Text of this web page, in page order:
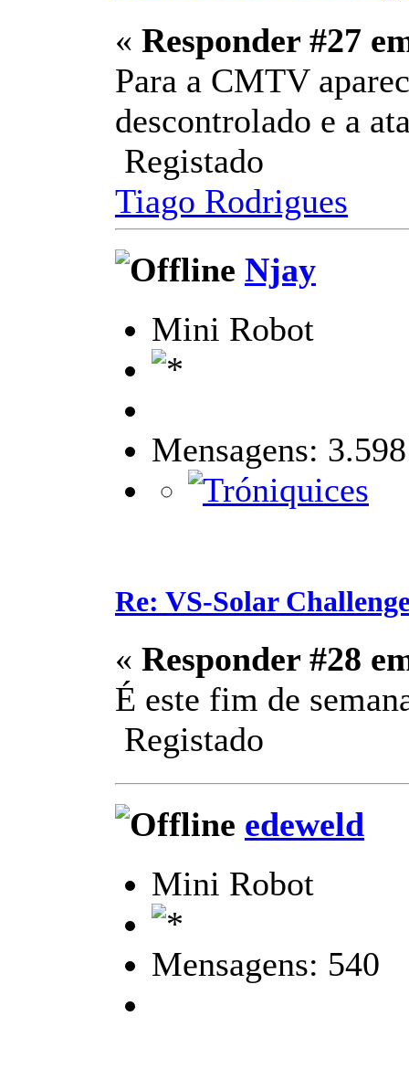
« Responder #27
Para a CMTV
descontrolado e a
Registado
Tiago Rodrigues
Njay
Mini Robot
Mensagens: 3.598
Re: VS-Solar
« Responder #28
É este fim de
Registado
edeweld
Mini Robot
Mensagens: 540